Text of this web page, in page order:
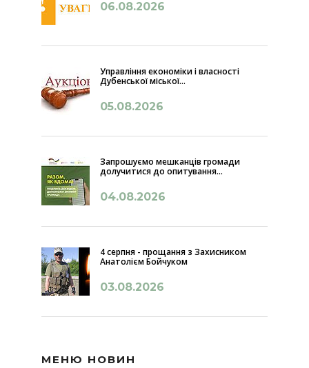
06.08.2026
Управління економіки і власності
Дубенської міської...
05.08.2026
Запрошуємо мешканців громади
долучитися до опитування...
04.08.2026
4 серпня - прощання з Захисником
Анатолієм Бойчуком
03.08.2026
МЕНЮ НОВИН